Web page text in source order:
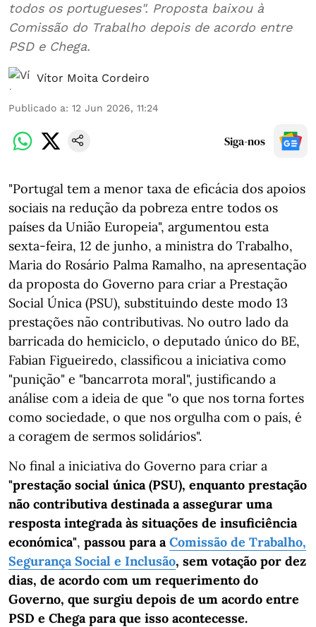
todos os portugueses". Proposta baixou à
Comissão do Trabalho depois de acordo entre
PSD e Chega.
Vítor Moita Cordeiro
Publicado a: 12 Jun 2026, 11:24
Siga-nos
"Portugal tem a menor taxa de eficácia dos apoios
sociais na redução da pobreza entre todos os
países da União Europeia", argumentou esta
sexta-feira, 12 de junho, a ministra do Trabalho,
Maria do Rosário Palma Ramalho, na apresentação
da proposta do Governo para criar a Prestação
Social Única (PSU), substituindo deste modo 13
prestações não contributivas. No outro lado da
barricada do hemiciclo, o deputado único do BE,
Fabian Figueiredo, classificou a iniciativa como
"punição" e "bancarrota moral", justificando a
análise com a ideia de que "o que nos torna fortes
como sociedade, o que nos orgulha com o país, é
a coragem de sermos solidários".
No final a iniciativa do Governo para criar a
"prestação social única (PSU), enquanto prestação
não contributiva destinada a assegurar uma
resposta integrada às situações de insuficiência
económica", passou para aComissão de Trabalho,
Segurança Social e Inclusão, sem votação por dez
dias, de acordo com um requerimento do
Governo, que surgiu depois de um acordo entre
PSD e Chega para que isso acontecesse.